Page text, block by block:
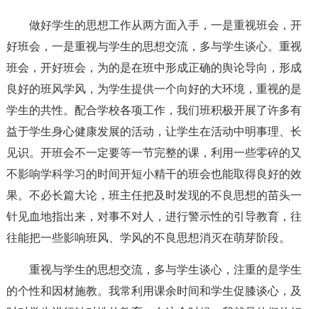
做好学生的思想工作从两方面入手，一是重视班会，开
好班会，一是重视与学生的思想交流，多与学生谈心。重视
班会，开好班会，为的是在班中形成正确的舆论导向，形成
良好的班风学风，为学生提供一个向好的大环境，重视的是
学生的共性。配合学校各项工作，我们班积极开展了许多有
益于学生身心健康发展的活动，让学生在活动中明事理、长
见识。开班会不一定要等一节完整的课，利用一些零碎的又
不影响学科学习的时间开短小精干的班会也能取得良好的效
果。不必长篇大论，班主任把及时发现的不良思想的苗头一
针见血地指出来，对事不对人，进行警示性的引导教育，往
往能把一些影响班风、学风的不良思想消灭在萌芽阶段。
重视与学生的思想交流，多与学生谈心，注重的是学生
的个性和因材施教。我常利用课余时间和学生促膝谈心，及